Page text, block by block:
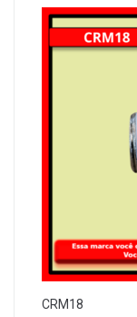
CRM18